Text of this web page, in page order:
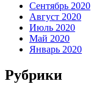
Сентябрь 2020
Август 2020
Июль 2020
Май 2020
Январь 2020
Рубрики